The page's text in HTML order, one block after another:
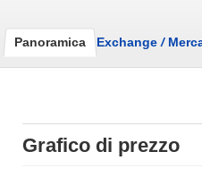
Panoramica Exchange /
Grafico di prezzo